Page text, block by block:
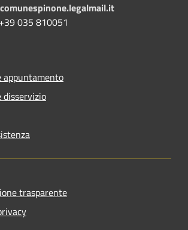
035 810051
appuntamento
disservizio
trasparente